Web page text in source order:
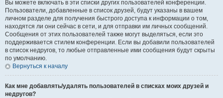
Вы можете включать в эти списки других пользователей конференции.
Пользователи, добавленные в список друзей, будут указаны в вашем
личном разделе для получения быстрого доступа к информации о том,
находятся ли они сейчас в сети, и для отправки им личных сообщений.
Сообщения от этих пользователей также могут выделяться, если это
поддерживается стилем конференции. Если вы добавили пользователей
в список недругов, то любые отправленные ими сообщения будут скрыты
по умолчанию.
Вернуться к началу
Как мне добавлять/удалять пользователей в списках моих друзей и
недругов?